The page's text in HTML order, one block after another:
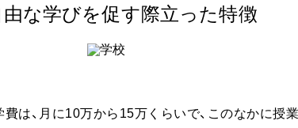
な学びを促す際立った特徴
は、月に10万から15万くらいで、このなかに授業